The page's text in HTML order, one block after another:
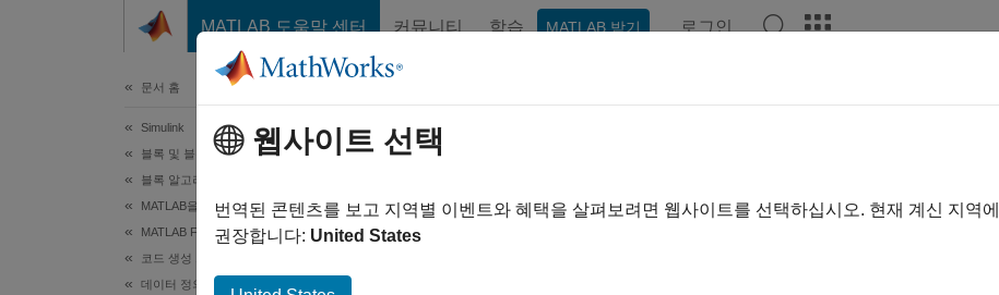
MATLAB 도움말 센터 커뮤니티 학습 MATLAB 받기 로그인
문서 홈
Simulink
블록 및 블록셋 작성하기
블록 알고리즘 작성하기
MATLAB을 사용하여 블록 작성하기
MATLAB Functions를 사용하여 블록 작성하기
코드 생성 프로그래밍
데이터 정의
숫자형
MATLAB Function블록의 숫자형 데이터 및 변수
블록은 부호 있는 정수와 부호 없는 정수, 단정밀도 부
웹사이트 선택
번역된 콘텐츠를 보고 지역별 이벤트와 혜택을 살펴보려면 웹사이트를 선택하십시오. 현재 계신 지역
권장합니다: United States